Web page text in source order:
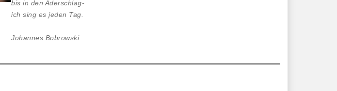
bis in den Aderschlag-
ich sing es jeden Tag.
Johannes Bobrowski